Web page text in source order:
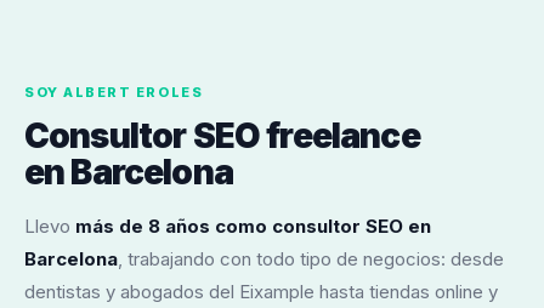
SOY ALBERT EROLES
Consultor SEO freelance
en Barcelona
Llevo más de 8 años como consultor SEO en
Barcelona, trabajando con todo tipo de negocios: desde
dentistas y abogados del Eixample hasta tiendas online y